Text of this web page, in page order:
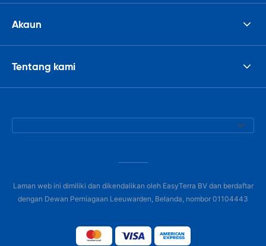
Akaun
Tentang kami
Laman web ini dimiliki dan dikendalikan oleh EasyTerra BV dan berdaftar
dengan Dewan Perniagaan Leeuwarden, Belanda, nombor 01104443